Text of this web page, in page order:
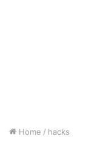
Home / hacks